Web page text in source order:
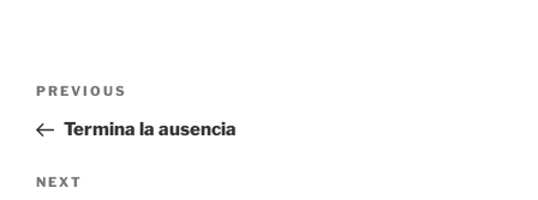
Previous
Post
PREVIOUS
Termina la ausencia
Next
NEXT